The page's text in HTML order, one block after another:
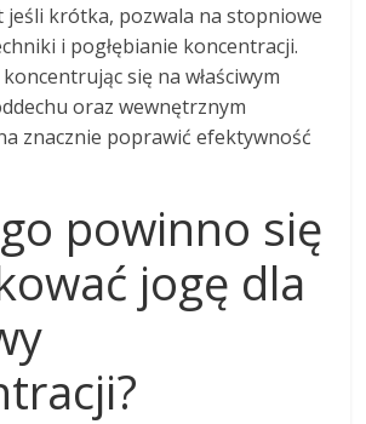
jeśli krótka, pozwala na stopniowe
i pogłębianie koncentracji.
się na właściwym
oraz wewnętrznym
znacznie poprawić efektywność
powinno się
jogę dla